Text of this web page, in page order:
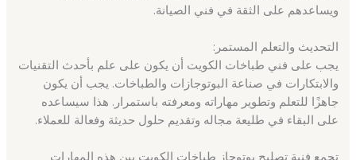
ويساعدهم على الثقة في فني الصيانة.
التحديث والتعلم المستمر:
يجب على فني طباخات الكويت أن يكون على علم بأحدث التقنيات
والابتكارات في صناعة البوتوجازات والطباخات. يجب أن يكون
جاهزًا للتعلم وتطوير مهاراته ومعرفته باستمرار. هذا سيساعده
على البقاء في طليعة مجاله وتقديم حلول حديثة وفعالة للعملاء.
تجمع فنية تصليح بوتوجاز طباخات الكويت بين هذه المهارات